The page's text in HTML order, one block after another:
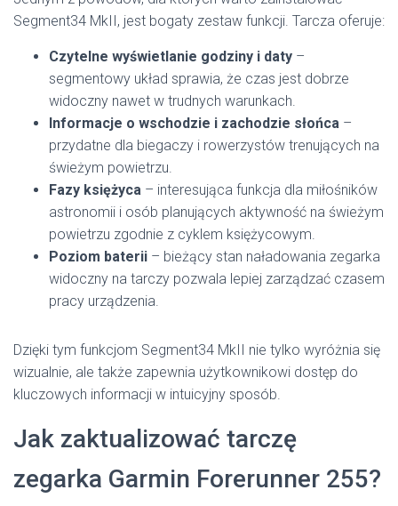
Segment34 MkII, jest bogaty zestaw funkcji. Tarcza oferuje:
Czytelne wyświetlanie godziny i daty –
segmentowy układ sprawia, że czas jest dobrze
widoczny nawet w trudnych warunkach.
Informacje o wschodzie i zachodzie słońca –
przydatne dla biegaczy i rowerzystów trenujących na
świeżym powietrzu.
Fazy księżyca – interesująca funkcja dla miłośników
astronomii i osób planujących aktywność na świeżym
powietrzu zgodnie z cyklem księżycowym.
Poziom baterii – bieżący stan naładowania zegarka
widoczny na tarczy pozwala lepiej zarządzać czasem
pracy urządzenia.
Dzięki tym funkcjom Segment34 MkII nie tylko wyróżnia się
wizualnie, ale także zapewnia użytkownikowi dostęp do
kluczowych informacji w intuicyjny sposób.
Jak zaktualizować tarczę
zegarka Garmin Forerunner 255?